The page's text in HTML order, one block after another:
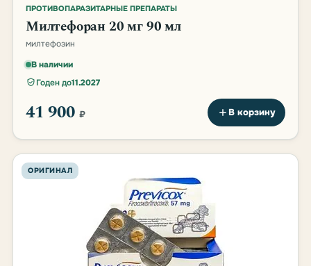
ПРОТИВОПАРАЗИТАРНЫЕ ПРЕПАРАТЫ
Милтефоран 20 мг 90 мл
милтефозин
В наличии
Годен до11.2027
41 900 ₽ В корзину
ОРИГИНАЛ